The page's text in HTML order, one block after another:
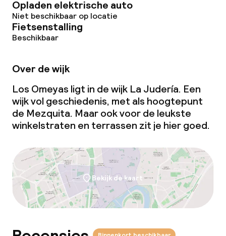
Opladen elektrische auto
Niet beschikbaar op locatie
Fietsenstalling
Beschikbaar
Over de wijk
Los Omeyas ligt in de wijk La Judería. Een
wijk vol geschiedenis, met als hoogtepunt
de Mezquita. Maar ook voor de leukste
winkelstraten en terrassen zit je hier goed.
Bekijk de kaart